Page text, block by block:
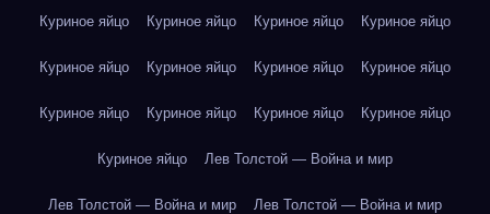
Куриное яйцо Куриное яйцо Куриное яйцо Куриное яйцо
Куриное яйцо Куриное яйцо Куриное яйцо Куриное яйцо
Куриное яйцо Куриное яйцо Куриное яйцо Куриное яйцо
Куриное яйцо Лев Толстой — Война и мир
Лев Толстой — Война и мир Лев Толстой — Война и мир